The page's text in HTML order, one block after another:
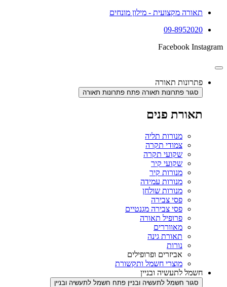
תאורה מקצועית - מילון מונחים
09-8952020
Facebook Instagram
פתרונות תאורה
סגור פתרונות תאורה פתח פתרונות תאורה
תאורת פנים
מנורות תליה
צמודי תקרה
שקועי תקרה
שקועי קיר
מנורות קיר
מנורות עמידה
מנורות שולחן
פסי צבירה
פסי צבירה מגנטיים
פרופיל תאורה
מאווררים
תאורת גינה
נורות
אביזרים ופרופילים
מוצרי חשמל ותקשורת
חשמל לתעשיה ובניין
סגור חשמל לתעשיה ובניין פתח חשמל לתעשיה ובניין